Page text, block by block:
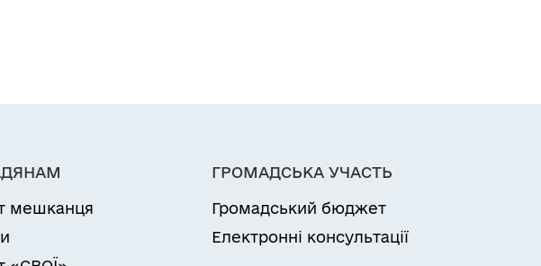
мешканця
ГРОМАДСЬКА УЧАСТЬ
Громадський бюджет
Електронні консультації